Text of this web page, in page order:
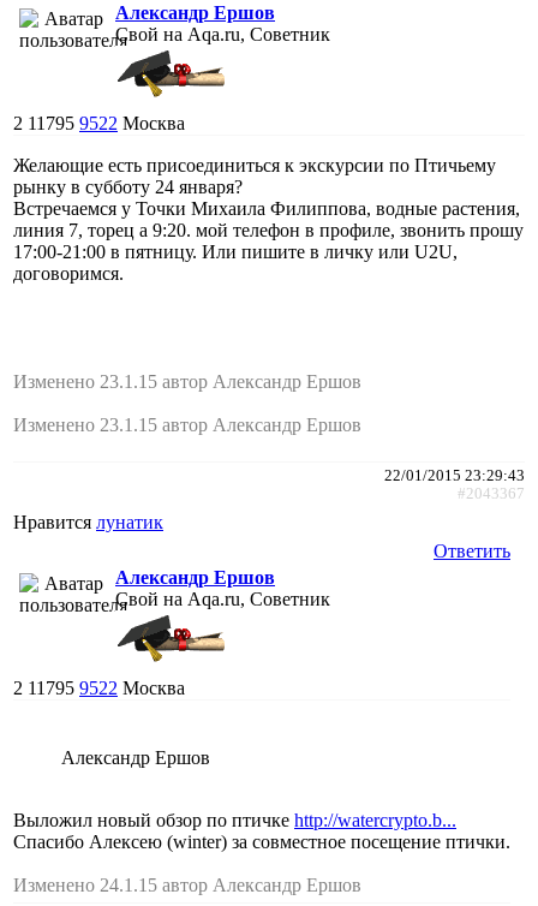
Александр Ершов
Свой на Aqa.ru, Советник
2 11795 9522 Москва
Желающие есть присоединиться к экскурсии по Птичьему
рынку в субботу 24 января?
Встречаемся у Точки Михаила Филиппова, водные растения,
линия 7, торец а 9:20. мой телефон в профиле, звонить прошу
17:00-21:00 в пятницу. Или пишите в личку или U2U,
договоримся.
Изменено 23.1.15 автор Александр Ершов
Изменено 23.1.15 автор Александр Ершов
22/01/2015 23:29:43
#2043367
Нравится лунатик
Ответить
Александр Ершов
Свой на Aqa.ru, Советник
2 11795 9522 Москва
Александр Ершов
Выложил новый обзор по птичке http://watercrypto.b...
Спасибо Алексею (winter) за совместное посещение птички.
Изменено 24.1.15 автор Александр Ершов